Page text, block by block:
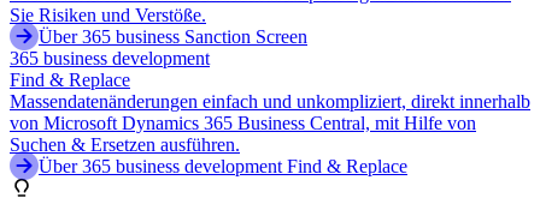
Sie Risiken und Verstöße.
Über 365 business Sanction Screen
365 business development
Find & Replace
Massendatenänderungen einfach und unkompliziert, direkt innerhalb
von Microsoft Dynamics 365 Business Central, mit Hilfe von
Suchen & Ersetzen ausführen.
Über 365 business development Find & Replace